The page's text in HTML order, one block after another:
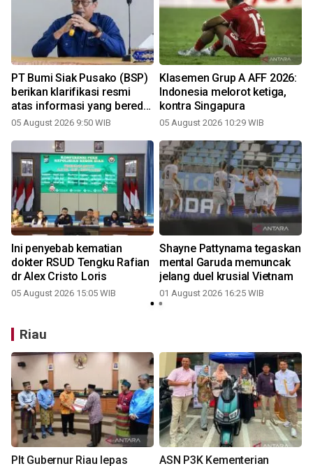
PT Bumi Siak Pusako (BSP)
berikan klarifikasi resmi
atas informasi yang beredar
di ruang publik
05 August 2026 9:50 WIB
Klasemen Grup A AFF 2026:
Indonesia melorot ketiga,
kontra Singapura
05 August 2026 10:29 WIB
Ini penyebab kematian
dokter RSUD Tengku Rafian
dr Alex Cristo Loris
05 August 2026 15:05 WIB
Shayne Pattynama tegaskan
mental Garuda memuncak
jelang duel krusial Vietnam
01 August 2026 16:25 WIB
Riau
Plt Gubernur Riau lepas
ASN P3K Kementerian